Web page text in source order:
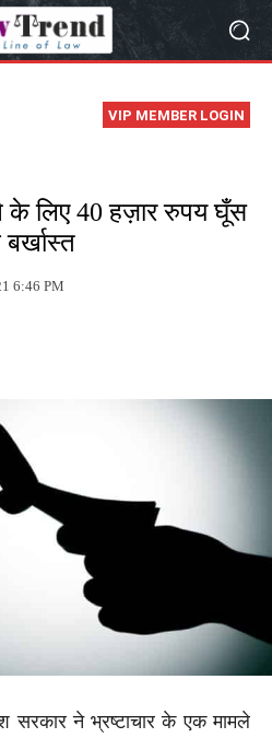
VIP MEMBER LOGIN
के लिए 40 हज़ार रुपय घूँस
6:46 PM
सरकार ने भ्रष्टाचार के एक मामले